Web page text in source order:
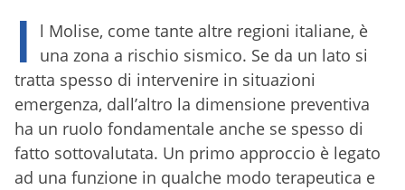
I
l Molise, come tante altre regioni italiane, è
una zona a rischio sismico. Se da un lato si
tratta spesso di intervenire in situazioni
emergenza, dall’altro la dimensione preventiva
ha un ruolo fondamentale anche se spesso di
fatto sottovalutata. Un primo approccio è legato
ad una funzione in qualche modo terapeutica e